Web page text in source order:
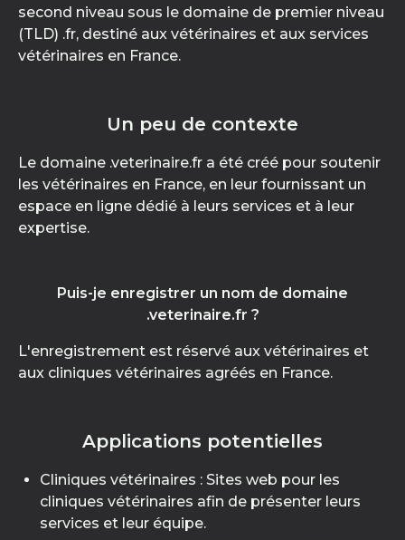
second niveau sous le domaine de premier niveau
(TLD) .fr, destiné aux vétérinaires et aux services
vétérinaires en France.
Un peu de contexte
Le domaine .veterinaire.fr a été créé pour soutenir
les vétérinaires en France, en leur fournissant un
espace en ligne dédié à leurs services et à leur
expertise.
Puis-je enregistrer un nom de domaine
.veterinaire.fr ?
L'enregistrement est réservé aux vétérinaires et
aux cliniques vétérinaires agréés en France.
Applications potentielles
Cliniques vétérinaires : Sites web pour les
cliniques vétérinaires afin de présenter leurs
services et leur équipe.